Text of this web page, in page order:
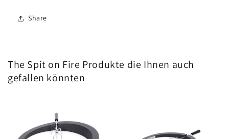
Share
The Spit on Fire Produkte die Ihnen auch
gefallen könnten